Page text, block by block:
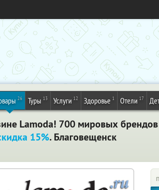
26 Туры 13 Услуги 12 Здоровье 1 Отели 17
Lamoda! 700 мировых
15%. Благовещенск